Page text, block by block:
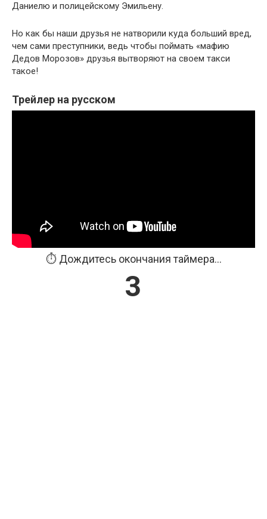
Даниелю и полицейскому Эмильену.
Но как бы наши друзья не натворили куда больший вред,
чем сами преступники, ведь чтобы поймать «мафию
Дедов Морозов» друзья вытворяют на своем такси
такое!
Трейлер на русском
⏱️ Дождитесь окончания таймера...
3